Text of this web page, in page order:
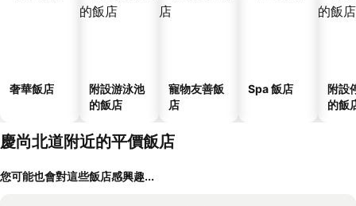
奢華飯店
附設游泳池
的飯店
寵物友善飯
店
Spa 飯店
附設
的飯
慶尚北道附近的平價飯店
您可能也會對這些飯店感興趣...